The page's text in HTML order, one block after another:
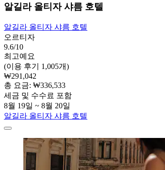
알길라 올티자 샤름 호텔
알길라 올티자 샤름 호텔
오르티자
9.6/10
최고예요
(이용 후기 1,005개)
₩291,042
총 요금: ₩336,533
세금 및 수수료 포함
8월 19일 ~ 8월 20일
알길라 올티자 샤름 호텔